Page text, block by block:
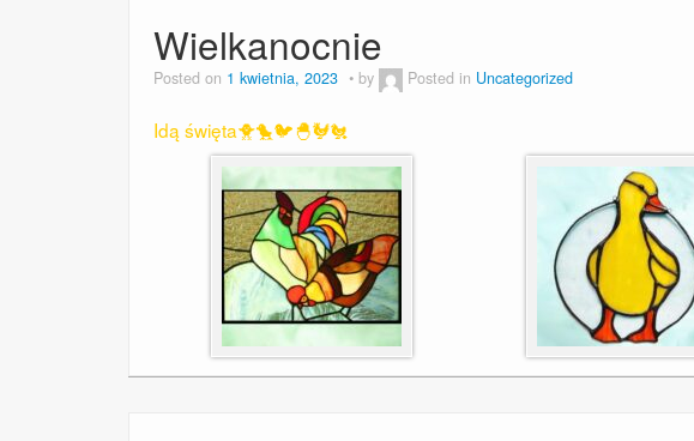
Wielkanocnie
Posted on 1 kwietnia, 2023 by Posted in Uncategorized
Idą święta🐥🐤🐦🐣🐓🐔